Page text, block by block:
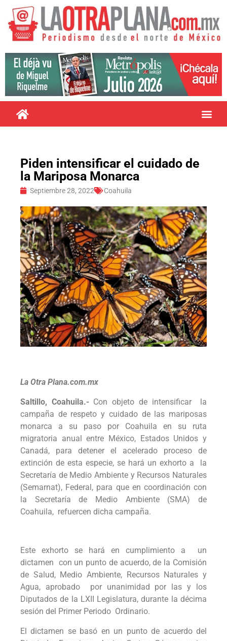
Piden intensificar el cuidado de
la Mariposa Monarca
Septiembre 28, 2022 Coahuila
La Otra Plana.com.mx
Saltillo, Coahuila.-Con objeto de intensificar la
campaña de respeto y cuidado de las mariposas
monarca a su paso por Coahuila en su ruta
migratoria anual entre México, Estados Unidos y
Canadá, para detener el acelerado proceso de
extinción de esta especie, se hará un exhorto a la
Secretaría de Medio Ambiente y Recursos Naturales
(Semarnat), Federal, para que en coordinación con
la Secretaría de Medio Ambiente (SMA) de
Coahuila, refuercen dicha campaña.
Este exhorto se hará en cumplimiento a un
dictamen con un punto de acuerdo, de la Comisión
de Salud, Medio Ambiente, Recursos Naturales y
Agua, aprobado por unanimidad por las y los
Diputados de la LXII Legislatura, durante la décima
sesión del Primer Periodo Ordinario.
El dictamen se basó en un punto de acuerdo del